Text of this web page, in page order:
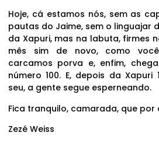
Hoje, cá estamos nós, sem as
pautas do Jaime, sem o linguajar
da Xapuri, mas na labuta, firmes
mês sim de novo, como você
carcamos porva e, enfim,
número 100. E, depois da Xapuri
seu, a gente segue esperneando.
Fica tranquilo, camarada, que
Zezé Weiss